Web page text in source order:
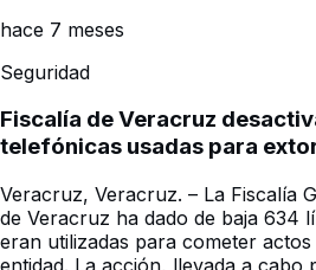
hace 7 meses
Seguridad
Fiscalía de Veracruz
telefónicas usadas para
Veracruz, Veracruz. – La Fiscalía
de Veracruz ha dado de baja 634
eran utilizadas para cometer